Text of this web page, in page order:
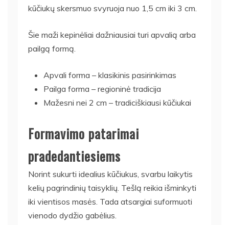
kūčiukų skersmuo svyruoja nuo 1,5 cm iki 3 cm.
Šie maži kepinėliai dažniausiai turi apvalią arba
pailgą formą.
Apvali forma – klasikinis pasirinkimas
Pailga forma – regioninė tradicija
Mažesni nei 2 cm – tradiciškiausi kūčiukai
Formavimo patarimai
pradedantiesiems
Norint sukurti idealius kūčiukus, svarbu laikytis
kelių pagrindinių taisyklių. Tešlą reikia išminkyti
iki vientisos masės. Tada atsargiai suformuoti
vienodo dydžio gabėlius.